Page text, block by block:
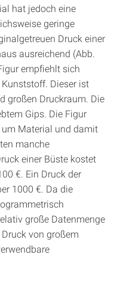
hat jedoch eine
geringe
Druck einer
ausreichend (Abb.
empfiehlt sich
Dieser ist
großen Druckraum. Die
Gips. Die Figur
Material und damit
manche
einer Büste kostet
€. Ein Druck der
1000 €. Da die
große Datenmenge
von großem